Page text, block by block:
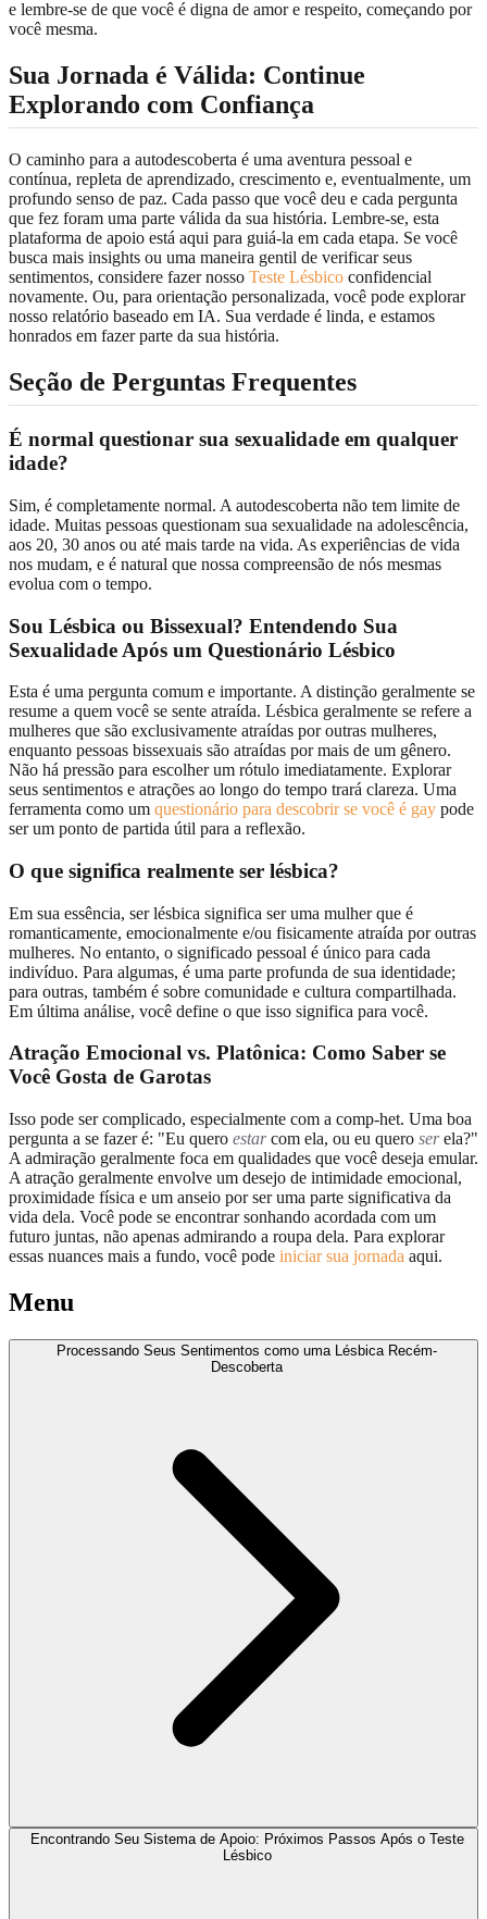
e lembre-se de que você é digna de amor e respeito, começando por
você mesma.
Sua Jornada é Válida: Continue
Explorando com Confiança
O caminho para a autodescoberta é uma aventura pessoal e
contínua, repleta de aprendizado, crescimento e, eventualmente, um
profundo senso de paz. Cada passo que você deu e cada pergunta
que fez foram uma parte válida da sua história. Lembre-se, esta
plataforma de apoio está aqui para guiá-la em cada etapa. Se você
busca mais insights ou uma maneira gentil de verificar seus
sentimentos, considere fazer nosso Teste Lésbico confidencial
novamente. Ou, para orientação personalizada, você pode explorar
nosso relatório baseado em IA. Sua verdade é linda, e estamos
honrados em fazer parte da sua história.
Seção de Perguntas Frequentes
É normal questionar sua sexualidade em qualquer
idade?
Sim, é completamente normal. A autodescoberta não tem limite de
idade. Muitas pessoas questionam sua sexualidade na adolescência,
aos 20, 30 anos ou até mais tarde na vida. As experiências de vida
nos mudam, e é natural que nossa compreensão de nós mesmas
evolua com o tempo.
Sou Lésbica ou Bissexual? Entendendo Sua
Sexualidade Após um Questionário Lésbico
Esta é uma pergunta comum e importante. A distinção geralmente se
resume a quem você se sente atraída. Lésbica geralmente se refere a
mulheres que são exclusivamente atraídas por outras mulheres,
enquanto pessoas bissexuais são atraídas por mais de um gênero.
Não há pressão para escolher um rótulo imediatamente. Explorar
seus sentimentos e atrações ao longo do tempo trará clareza. Uma
ferramenta como um questionário para descobrir se você é gay pode
ser um ponto de partida útil para a reflexão.
O que significa realmente ser lésbica?
Em sua essência, ser lésbica significa ser uma mulher que é
romanticamente, emocionalmente e/ou fisicamente atraída por outras
mulheres. No entanto, o significado pessoal é único para cada
indivíduo. Para algumas, é uma parte profunda de sua identidade;
para outras, também é sobre comunidade e cultura compartilhada.
Em última análise, você define o que isso significa para você.
Atração Emocional vs. Platônica: Como Saber se
Você Gosta de Garotas
Isso pode ser complicado, especialmente com a comp-het. Uma boa
pergunta a se fazer é: "Eu quero estarcom ela, ou eu quero serela?"
A admiração geralmente foca em qualidades que você deseja emular.
A atração geralmente envolve um desejo de intimidade emocional,
proximidade física e um anseio por ser uma parte significativa da
vida dela. Você pode se encontrar sonhando acordada com um
futuro juntas, não apenas admirando a roupa dela. Para explorar
essas nuances mais a fundo, você pode iniciar sua jornada aqui.
Menu
Processando Seus Sentimentos como uma Lésbica Recém-
Descoberta
Encontrando Seu Sistema de Apoio: Próximos Passos Após o Teste
Lésbico